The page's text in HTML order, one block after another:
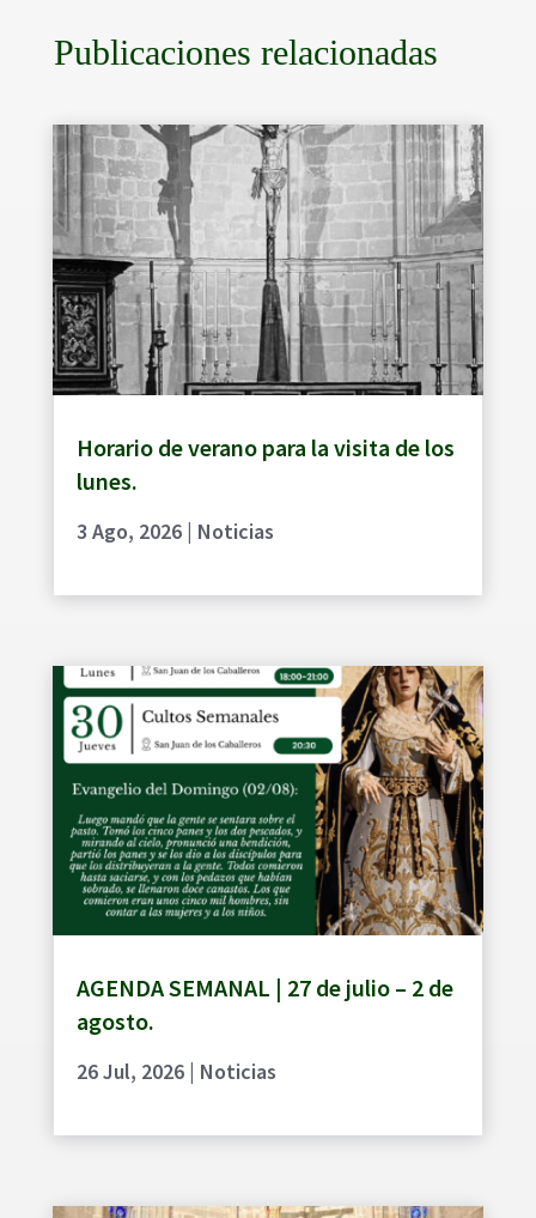
Publicaciones relacionadas
Horario de verano para la visita de los
lunes.
3 Ago, 2026| Noticias
AGENDA SEMANAL | 27 de julio – 2 de
agosto.
26 Jul, 2026| Noticias